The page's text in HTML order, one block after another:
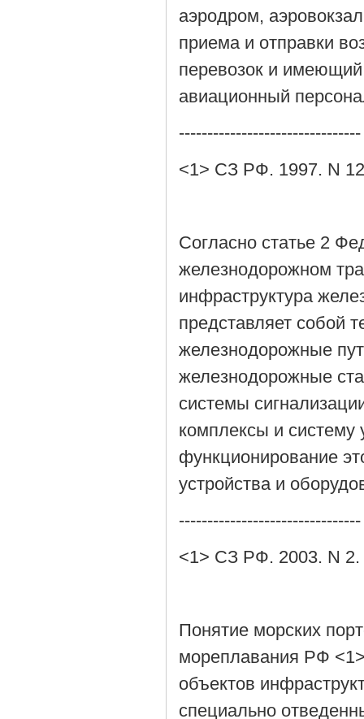
аэродром,
приема и отправки
перевозок и
авиационный
--------------------------------
<1> СЗ РФ. 1997. N
Согласно статье 2
железнодорожном
инфраструктура
представляет собой
железнодорожные
железнодорожные
системы
комплексы и
функционирование
устройства и
--------------------------------
<1> СЗ РФ. 2003. N 2.
Понятие морских
мореплавания РФ
объектов
специально